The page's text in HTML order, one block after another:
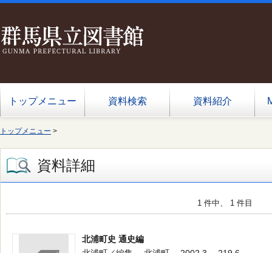
トップメニュー 資料検索 資料紹介
トップメニュー >
資料詳細
1 件中、 1 件目
北浦町史 通史編